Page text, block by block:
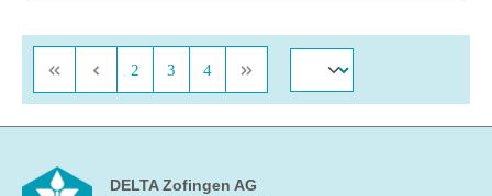
Seite
2 Seite
3 Seite
4
DELTA Zofingen AG